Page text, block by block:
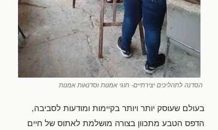
הסדנה לתהליכים יצירתיים- חוגי אמנות וסדנאות אמנות
בעולם שעוסק יותר ויותר בקיימות ומודעות לסביבה,
הדפס הטבע מתכוון בצורה מושלמת לאתוס של חיים